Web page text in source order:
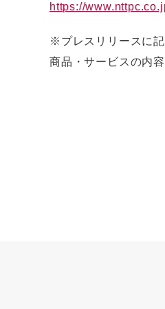
https://
※プレスリリースに記
商品・サービスの内